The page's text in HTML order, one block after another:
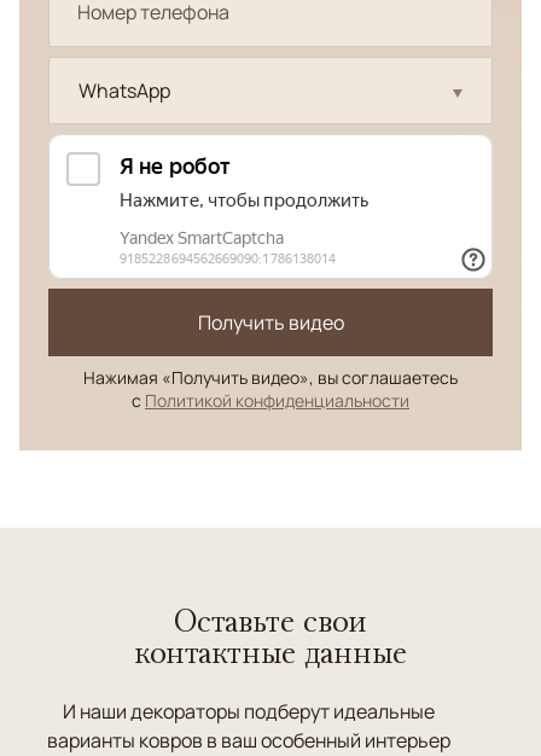
WhatsApp
Получить видео
Нажимая «Получить видео», вы соглашаетесь
с Политикой конфиденциальности
Оставьте свои
контактные данные
И наши декораторы подберут идеальные
варианты ковров в ваш особенный интерьер